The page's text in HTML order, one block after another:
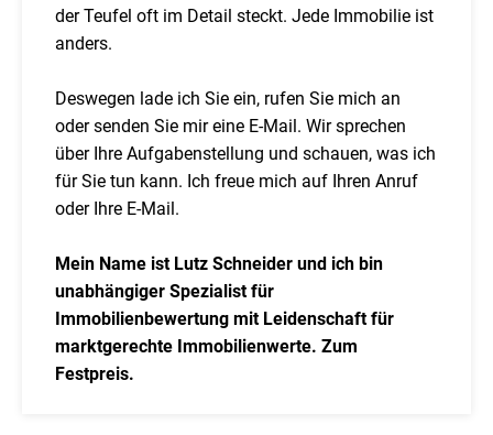
der Teufel oft im Detail steckt. Jede Immobilie ist
anders.
Deswegen lade ich Sie ein, rufen Sie mich an
oder senden Sie mir eine E-Mail. Wir sprechen
über Ihre Aufgabenstellung und schauen, was ich
für Sie tun kann. Ich freue mich auf Ihren Anruf
oder Ihre E-Mail.
Mein Name ist Lutz Schneider und ich bin
unabhängiger Spezialist für
Immobilienbewertung mit Leidenschaft für
marktgerechte Immobilienwerte. Zum
Festpreis.